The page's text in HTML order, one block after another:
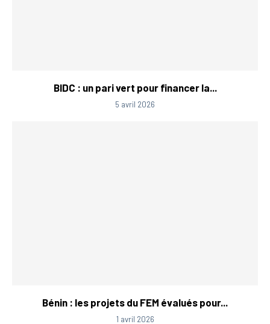
BIDC : un pari vert pour financer la...
5 avril 2026
Bénin : les projets du FEM évalués pour...
1 avril 2026